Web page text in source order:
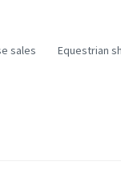
sales Equestrian